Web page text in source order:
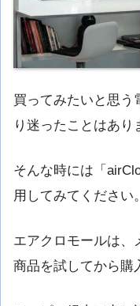
買ってみたいと思う
り迷ったことはあり
そんな時には「
用してみてください。
エアクロモールは、
商品を試してから購